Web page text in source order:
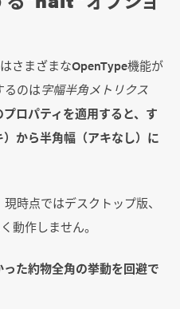
さまざまなOpenType機能が
るのは字幅半角メトリクス
プロパティを適用すると、す
から半角幅（アキなし）に
時点ではデスクトップ版、
動作しません。
た約物全角の挙動を回避で